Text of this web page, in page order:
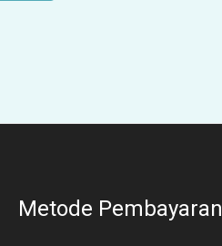
Metode Pembayaran